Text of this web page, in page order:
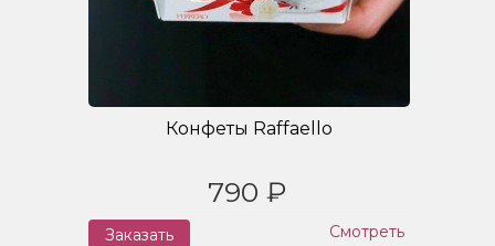
Конфеты Raffaello
790 ₽
Заказать Смотреть